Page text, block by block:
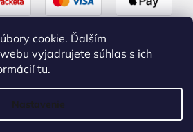
cookie. Ďalším
vyjadrujete súhlas s ich
tu.
Nastavenie
|Upravil Balkys